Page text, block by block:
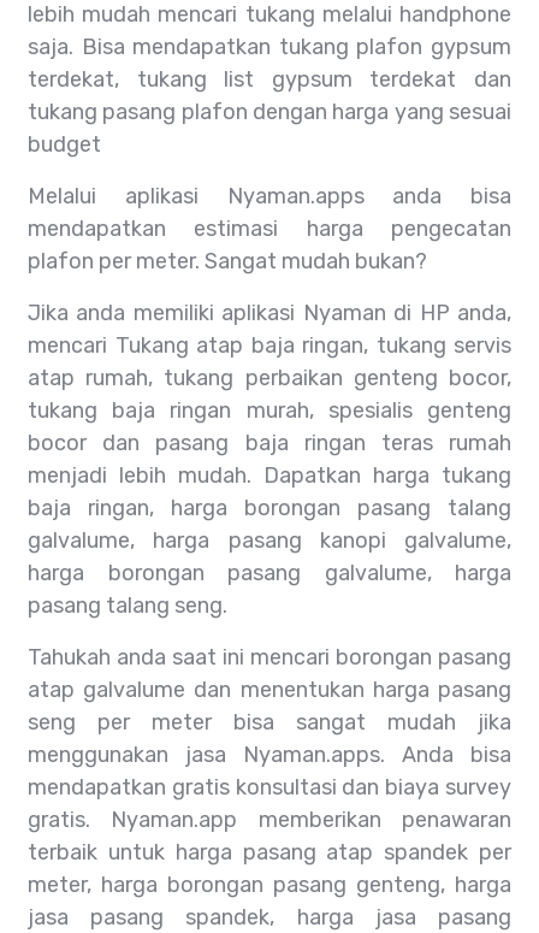
lebih mudah mencari tukang melalui handphone
saja. Bisa mendapatkan tukang plafon gypsum
terdekat, tukang list gypsum terdekat dan
tukang pasang plafon dengan harga yang sesuai
budget
Melalui aplikasi Nyaman.apps anda bisa
mendapatkan estimasi harga pengecatan
plafon per meter. Sangat mudah bukan?
Jika anda memiliki aplikasi Nyaman di HP anda,
mencari Tukang atap baja ringan, tukang servis
atap rumah, tukang perbaikan genteng bocor,
tukang baja ringan murah, spesialis genteng
bocor dan pasang baja ringan teras rumah
menjadi lebih mudah. Dapatkan harga tukang
baja ringan, harga borongan pasang talang
galvalume, harga pasang kanopi galvalume,
harga borongan pasang galvalume, harga
pasang talang seng.
Tahukah anda saat ini mencari borongan pasang
atap galvalume dan menentukan harga pasang
seng per meter bisa sangat mudah jika
menggunakan jasa Nyaman.apps. Anda bisa
mendapatkan gratis konsultasi dan biaya survey
gratis. Nyaman.app memberikan penawaran
terbaik untuk harga pasang atap spandek per
meter, harga borongan pasang genteng, harga
jasa pasang spandek, harga jasa pasang